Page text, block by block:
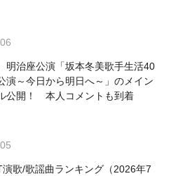
明治座公演「坂本冬美歌手生活40
演～今日から明日へ～」のメイン
公開！ 本人コメントも到着
演歌/歌謡曲ランキング（2026年7